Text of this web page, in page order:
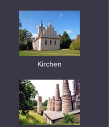
Kirchen